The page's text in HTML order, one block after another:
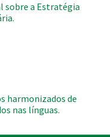
sobre a Estratégia
harmonizados de
nas línguas.